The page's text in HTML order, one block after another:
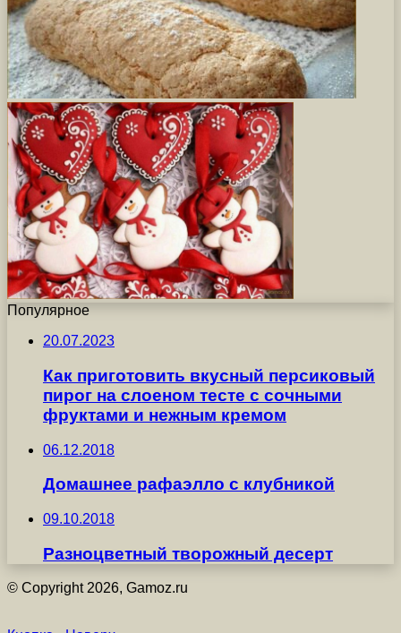
Популярное
20.07.2023
Как приготовить вкусный персиковый
пирог на слоеном тесте с сочными
фруктами и нежным кремом
06.12.2018
Домашнее рафаэлло с клубникой
09.10.2018
Разноцветный творожный десерт
© Copyright 2026, Gamoz.ru